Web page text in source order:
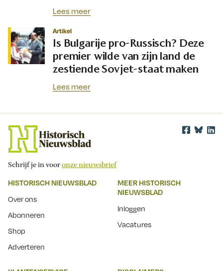
Lees meer
Artikel
Is Bulgarije pro-Russisch? Deze
premier wilde van zijn land de
zestiende Sovjet-staat maken
Lees meer
Schrijf je in vooronze nieuwsbrief
HISTORISCH NIEUWSBLAD
Over ons
Abonneren
Shop
Adverteren
MEER HISTORISCH
NIEUWSBLAD
Inloggen
Vacatures